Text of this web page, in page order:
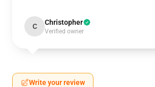
C Christopher
Verified owner
Write your review